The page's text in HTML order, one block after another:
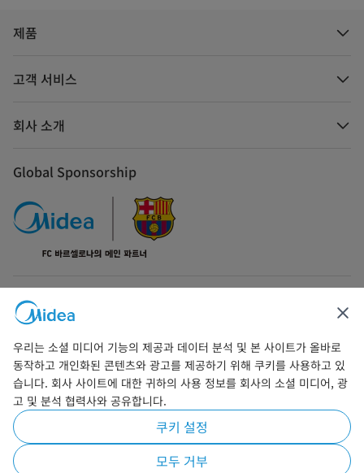
제품
고객 서비스
회사 소개
Global Sponsorship
문의하기
저작권 © 2026 마이디어(Midea). 모든 권리를 보유합니다. 마이디어코리아 유한회
사 사업자등록번호 509-81-07080
우리는 소셜 미디어 기능의 제공과 데이터 분석 및 본 사이트가 올바로
동작하고 개인화된 콘텐츠와 광고를 제공하기 위해 쿠키를 사용하고 있
습니다. 회사 사이트에 대한 귀하의 사용 정보를 회사의 소셜 미디어, 광
고 및 분석 협력사와 공유합니다.
쿠키 설정
모두 거부